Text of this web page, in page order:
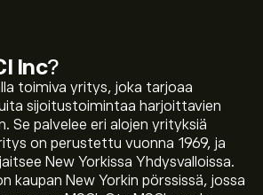
Inc?
toimiva yritys, joka tarjoaa
sijoitustoimintaa harjoittavien
Se palvelee eri alojen yrityksiä
on perustettu vuonna 1969, ja
New Yorkissa Yhdysvalloissa.
kaupan New Yorkin pörssissä, jossa